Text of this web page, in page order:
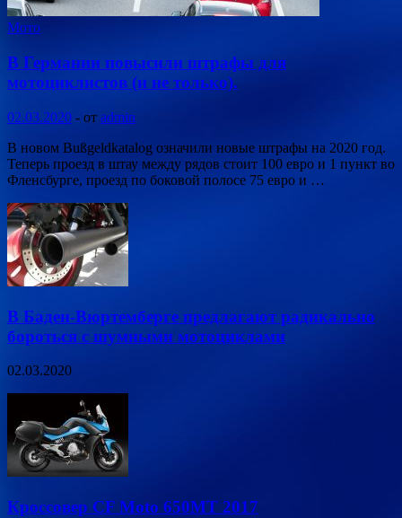
Мото
В Германии повысили штрафы для
мотоциклистов (и не только).
02.03.2020 - от admin
В новом Bußgeldkatalog означили новые штрафы на 2020 год.
Теперь проезд в штау между рядов стоит 100 евро и 1 пункт во
Фленсбурге, проезд по боковой полосе 75 евро и …
В Баден-Вюртемберге предлагают радикально
бороться с шумными мотоциклами
02.03.2020
Кроссовер CF Moto 650MT 2017